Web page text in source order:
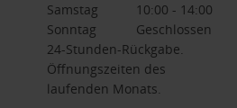
Samstag
10:00 - 14:00
Sonntag
Geschlossen
24-Stunden-Rückgabe.
Öffnungszeiten des
laufenden Monats.